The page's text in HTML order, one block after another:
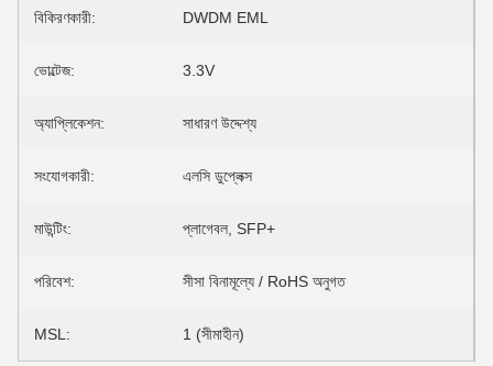
বিকিরণকারী: DWDM EML
ভোল্টেজ: 3.3V
অ্যাপ্লিকেশন: সাধারণ উদ্দেশ্য
সংযোগকারী: এলসি ডুপ্লেক্স
মাউন্টিং: প্লাগেবল, SFP+
পরিবেশ: সীসা বিনামূল্যে / RoHS অনুগত
MSL: 1 (সীমাহীন)